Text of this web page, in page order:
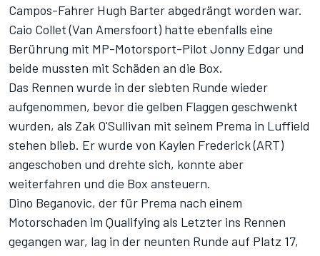
Campos-Fahrer Hugh Barter abgedrängt worden war.
Caio Collet (Van Amersfoort) hatte ebenfalls eine
Berührung mit MP-Motorsport-Pilot Jonny Edgar und
beide mussten mit Schäden an die Box.
Das Rennen wurde in der siebten Runde wieder
aufgenommen, bevor die gelben Flaggen geschwenkt
wurden, als Zak O'Sullivan mit seinem Prema in Luffield
stehen blieb. Er wurde von Kaylen Frederick (ART)
angeschoben und drehte sich, konnte aber
weiterfahren und die Box ansteuern.
Dino Beganovic, der für Prema nach einem
Motorschaden im Qualifying als Letzter ins Rennen
gegangen war, lag in der neunten Runde auf Platz 17,